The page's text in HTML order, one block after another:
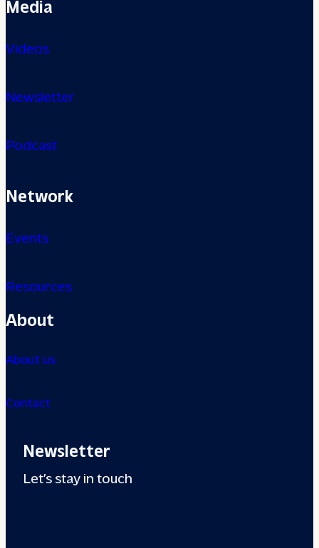
Media
Videos
Newsletter
Podcast
Network
Events
Resources
About
About us
Contact
Newsletter
Let’s stay in touch